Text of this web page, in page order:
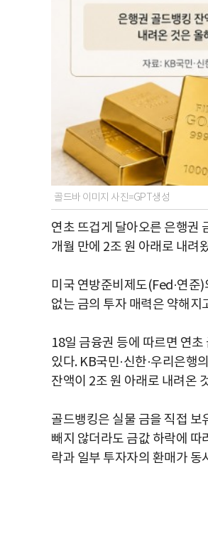
골드바 이미지 사진=GPT생성
연초 뜨겁게 달아오른 은행권
개월 만에 2조 원 아래로 내려
미국 연방준비제도(Fed·연준
없는 금의 투자 매력은 약해지
18일 금융권 등에 따르면 연
있다. KB국민·신한·우리은행
잔액이 2조 원 아래로 내려온
골드뱅킹은 실물 금을 직접
빼지 않더라도 금값 하락에 따
락과 일부 투자자의 환매가 동